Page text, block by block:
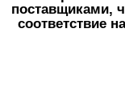
поставщиками,
соответствие